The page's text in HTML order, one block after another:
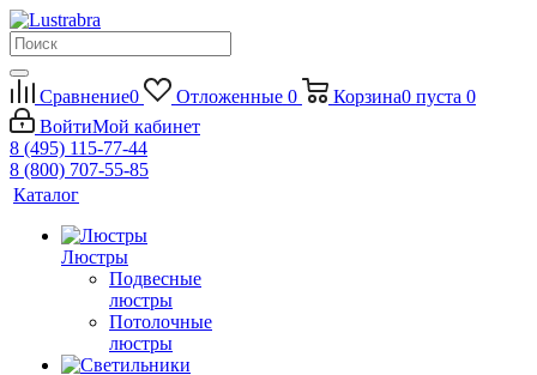
Сравнение0 Отложенные 0 Корзина0 пуста 0
ВойтиМой кабинет
8 (495) 115-77-44
8 (800) 707-55-85
Каталог
Люстры
Подвесные
люстры
Потолочные
люстры